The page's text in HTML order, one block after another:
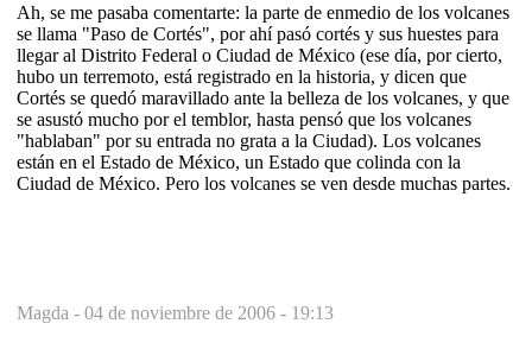
Ah, se me pasaba comentarte: la parte de enmedio de los volcanes
se llama "Paso de Cortés", por ahí pasó cortés y sus huestes para
llegar al Distrito Federal o Ciudad de México (ese día, por cierto,
hubo un terremoto, está registrado en la historia, y dicen que
Cortés se quedó maravillado ante la belleza de los volcanes, y que
se asustó mucho por el temblor, hasta pensó que los volcanes
"hablaban" por su entrada no grata a la Ciudad). Los volcanes
están en el Estado de México, un Estado que colinda con la
Ciudad de México. Pero los volcanes se ven desde muchas partes.
Magda - 04 de noviembre de 2006 - 19:13